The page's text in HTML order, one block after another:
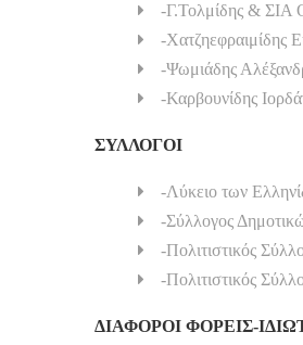
-Γ.Τολμίδης &
-Χατζηεφραιμίδης
-Ψωμιάδης
-Καρβουνίδης
ΣΥΛΛΟΓΟΙ
-Λύκειο των
-Σύλλογος
-Πολιτιστικός
-Πολιτιστικός
ΔΙΑΦΟΡΟΙ ΦΟΡΕΙΣ-